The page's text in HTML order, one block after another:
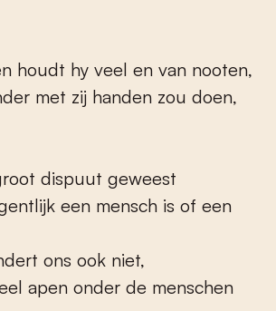
houdt hy veel en van nooten,
met zij handen zou doen,
dispuut geweest
een mensch is of een
ons ook niet,
apen onder de menschen